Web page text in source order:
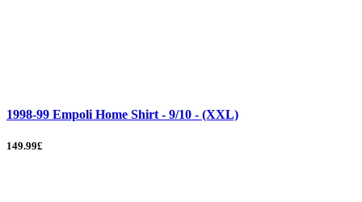
1998-99 Empoli Home Shirt - 9/10 - (XXL)
149.99£